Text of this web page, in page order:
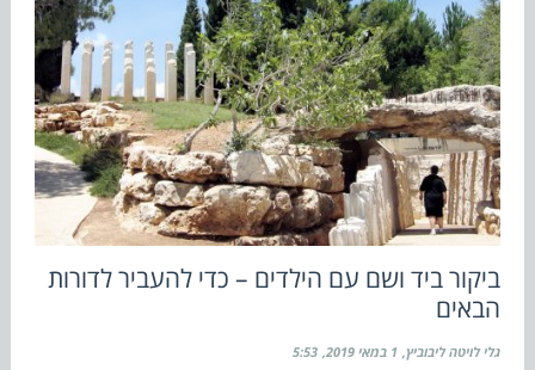
ביקור ביד ושם עם הילדים – כדי להעביר לדורות
הבאים
גלי לויטה ליבוביץ 1 במאי 2019 5:53